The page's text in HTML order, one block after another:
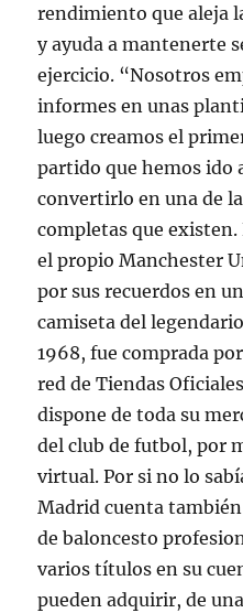
rendimiento que aleja
y ayuda a mantenerte
ejercicio. “Nosotros
informes en unas
luego creamos el
partido que hemos ido
convertirlo en una de
completas que existen.
el propio Manchester
por sus recuerdos en
camiseta del
1968, fue comprada
red de Tiendas
dispone de toda su
del club de futbol, por
virtual. Por si no lo
Madrid cuenta
de baloncesto
varios títulos en su
pueden adquirir, de